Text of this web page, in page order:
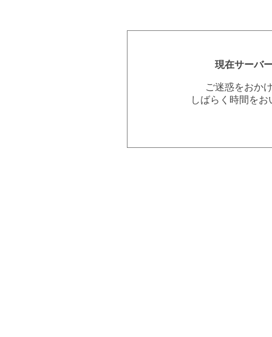
現在サーバ
ご迷惑をおか
しばらく時間を